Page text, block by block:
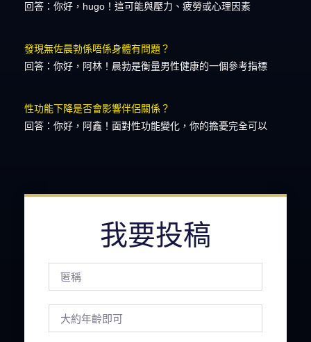
回答：你好，hugo！這可能與壓力、疲勞或心理因素
發現無佐晨勃係唔係身體有問題？
回答：你好，阿林！晨勃是衡量男性健康的一個參考指標
性功能下降是否會影響伴侶關係？
回答：你好，阿鑫！面對性功能變化，你的擔憂完全可以
我要投稿